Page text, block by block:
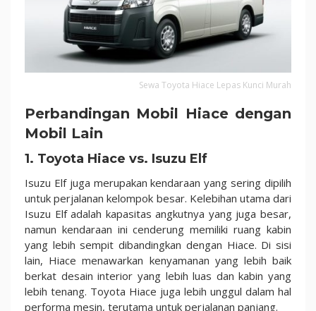
Sewa Toyota Hiace Lepas Kunci Murah
Perbandingan Mobil Hiace dengan
Mobil Lain
1. Toyota Hiace vs. Isuzu Elf
Isuzu Elf juga merupakan kendaraan yang sering dipilih
untuk perjalanan kelompok besar. Kelebihan utama dari
Isuzu Elf adalah kapasitas angkutnya yang juga besar,
namun kendaraan ini cenderung memiliki ruang kabin
yang lebih sempit dibandingkan dengan Hiace. Di sisi
lain, Hiace menawarkan kenyamanan yang lebih baik
berkat desain interior yang lebih luas dan kabin yang
lebih tenang. Toyota Hiace juga lebih unggul dalam hal
performa mesin, terutama untuk perjalanan panjang.